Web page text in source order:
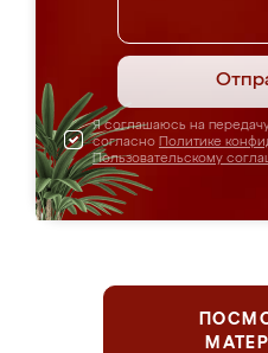
Я соглашаюсь на
согласно Политике
Пользовательскому